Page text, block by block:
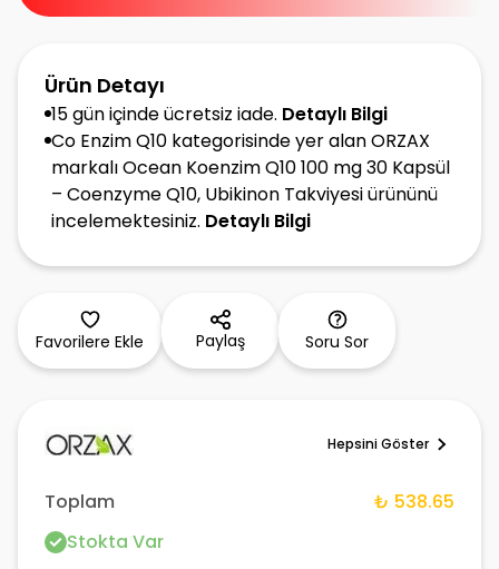
Ürün Detayı
15 gün içinde ücretsiz iade. Detaylı Bilgi
Co Enzim Q10 kategorisinde yer alan ORZAX
markalı Ocean Koenzim Q10 100 mg 30 Kapsül
– Coenzyme Q10, Ubikinon Takviyesi ürününü
incelemektesiniz. Detaylı Bilgi
Favorilere Ekle Paylaş Soru Sor
Hepsini Göster
Toplam
₺ 538.65
Stokta Var